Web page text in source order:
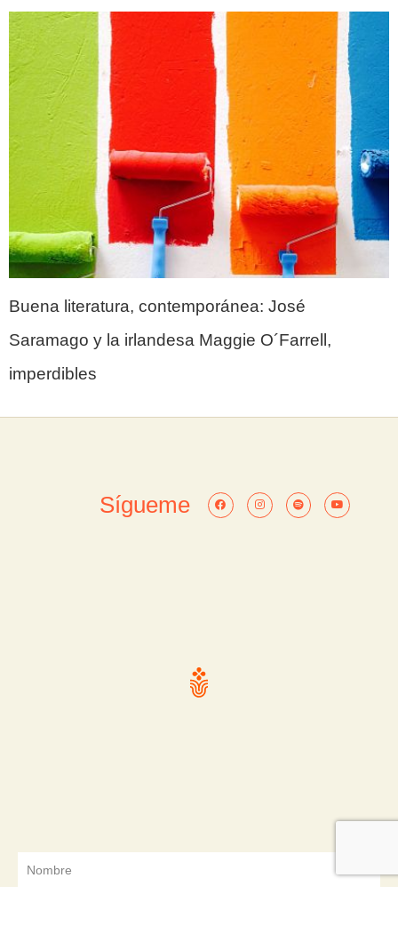
Buena literatura, contemporánea: José
Saramago y la irlandesa Maggie O´Farrell,
imperdibles
Sígueme